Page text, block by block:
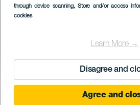
through device scanning, Store and/or access
cookies
Learn More →
Disagree and
Agree and